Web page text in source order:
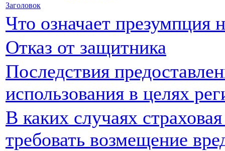
Заголовок
Что означает презумпция
Отказ от защитника
Последствия
использования в целях
В каких случаях
требовать возмещение